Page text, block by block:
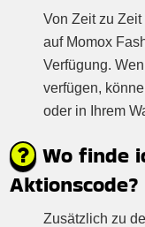
Von Zeit zu
auf Momox
Verfügung.
verfügen,
oder in Ihrem
Wo finde
Aktionscode?
Zusätzlich zu